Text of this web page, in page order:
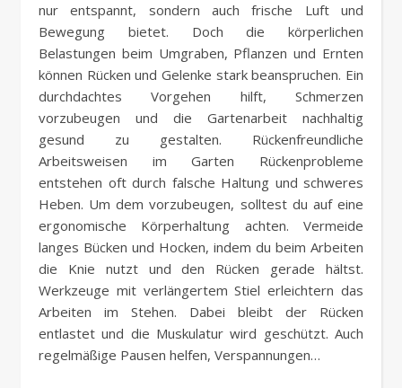
nur entspannt, sondern auch frische Luft und
Bewegung bietet. Doch die körperlichen
Belastungen beim Umgraben, Pflanzen und Ernten
können Rücken und Gelenke stark beanspruchen. Ein
durchdachtes Vorgehen hilft, Schmerzen
vorzubeugen und die Gartenarbeit nachhaltig
gesund zu gestalten. Rückenfreundliche
Arbeitsweisen im Garten Rückenprobleme
entstehen oft durch falsche Haltung und schweres
Heben. Um dem vorzubeugen, solltest du auf eine
ergonomische Körperhaltung achten. Vermeide
langes Bücken und Hocken, indem du beim Arbeiten
die Knie nutzt und den Rücken gerade hältst.
Werkzeuge mit verlängertem Stiel erleichtern das
Arbeiten im Stehen. Dabei bleibt der Rücken
entlastet und die Muskulatur wird geschützt. Auch
regelmäßige Pausen helfen, Verspannungen…